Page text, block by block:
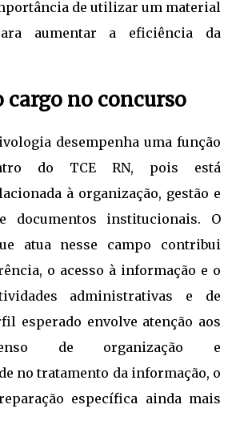
de utilizar um material
aumentar a eficiência da
cargo no concurso
desempenha uma função
do TCE RN, pois está
à organização, gestão e
documentos institucionais. O
atua nesse campo contribui
o acesso à informação e o
administrativas e de
esperado envolve atenção aos
de organização e
no tratamento da informação, o
específica ainda mais